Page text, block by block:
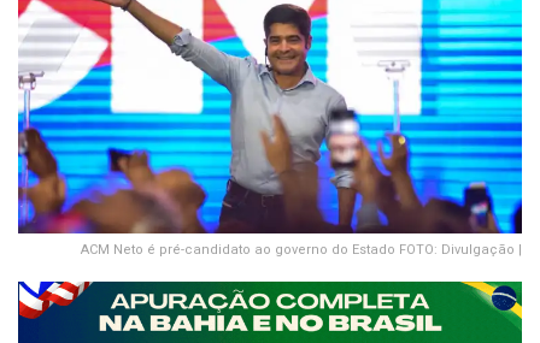
ACM Neto é pré-candidato ao governo do Estado FOTO: Divulgação |